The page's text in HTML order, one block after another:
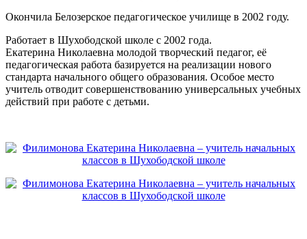
Окончила Белозерское педагогическое училище в 2002 году.
Работает в Шухободской школе с 2002 года.
Екатерина Николаевна молодой творческий педагог, её
педагогическая работа базируется на реализации нового
стандарта начального общего образования. Особое место
учитель отводит совершенствованию универсальных учебных
действий при работе с детьми.